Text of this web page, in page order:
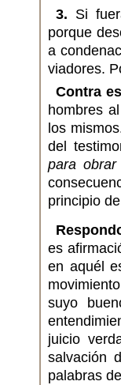
3. Si
porque
a
viadores.
Contra
hombres
los
del
para
principio
es
en aquél
suyo
juicio
salvación
palabras